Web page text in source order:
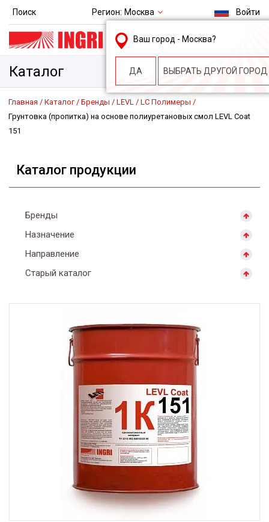
Поиск Регион: Москва
Ваш город - Москва?
ДА ВЫБРАТЬ ДРУГОЙ ГОРОД
Войти
msk@ingri.ru
пн. – пт.: 9.00-18.00
Каталог
Главная Каталог Бренды LEVL
LC Полимеры
Грунтовка (пропитка) на основе полиуретановых смол LEVL Coat
151
Каталог продукции
Бренды
Назначение
Направление
Старый каталог